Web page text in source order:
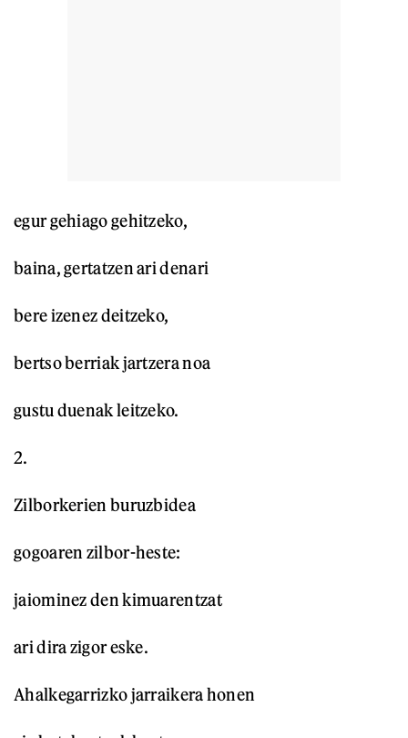
egur gehiago gehitzeko,
baina, gertatzen ari denari
bere izenez deitzeko,
bertso berriak jartzera noa
gustu duenak leitzeko.
2.
Zilborkerien buruzbidea
gogoaren zilbor-heste:
jaiominez den kimuarentzat
ari dira zigor eske.
Ahalkegarrizko jarraikera honen